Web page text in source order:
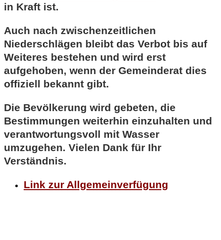
in Kraft ist.
Auch nach zwischenzeitlichen
Niederschlägen bleibt das Verbot bis auf
Weiteres bestehen und wird erst
aufgehoben, wenn der Gemeinderat dies
offiziell bekannt gibt.
Die Bevölkerung wird gebeten, die
Bestimmungen weiterhin einzuhalten und
verantwortungsvoll mit Wasser
umzugehen. Vielen Dank für Ihr
Verständnis.
Link zur Allgemeinverfügung